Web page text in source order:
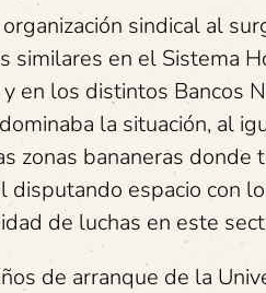
sindical al
similares en el Sistema
en los distintos Bancos
la situación, al
zonas bananeras
disputando espacio con
de luchas en este
de arranque de la